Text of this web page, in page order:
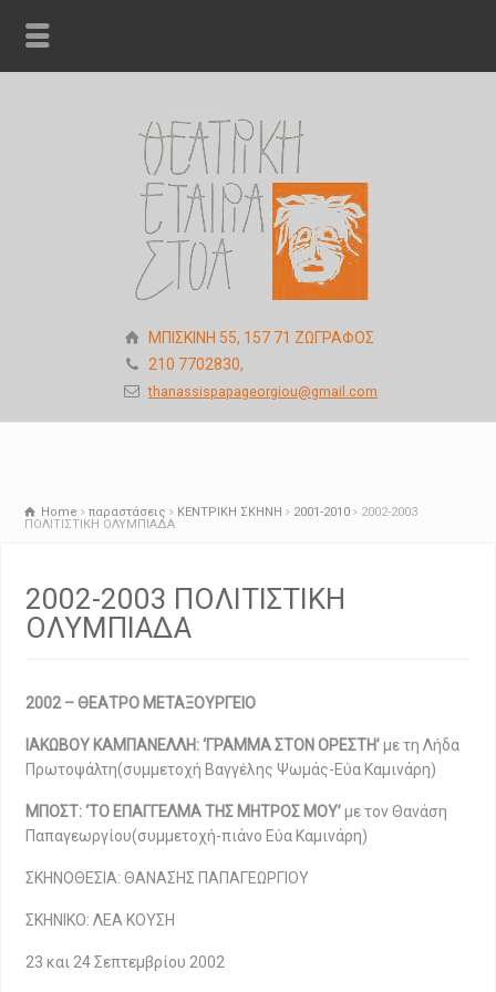
ΜΠΙΣΚΙΝΗ 55, 157 71 ΖΩΓΡΑΦΟΣ
210 7702830,
thanassispapageorgiou@gmail.com
Home παραστάσεις ΚΕΝΤΡΙΚΗ ΣΚΗΝΗ 2001-2010
2002-2003
ΠΟΛΙΤΙΣΤΙΚΗ ΟΛΥΜΠΙΑΔΑ
2002-2003 ΠΟΛΙΤΙΣΤΙΚΗ
ΟΛΥΜΠΙΑΔΑ
2002 – ΘΕΑΤΡΟ ΜΕΤΑΞΟΥΡΓΕΙΟ
ΙΑΚΩΒΟΥ ΚΑΜΠΑΝΕΛΛΗ: ‘ΓΡΑΜΜΑ ΣΤΟΝ ΟΡΕΣΤΗ’με τη Λήδα
Πρωτοψάλτη(συμμετοχή Βαγγέλης Ψωμάς-Εύα Καμινάρη)
ΜΠΟΣΤ: ‘ΤΟ ΕΠΑΓΓΕΛΜΑ ΤΗΣ ΜΗΤΡΟΣ ΜΟΥ’με τον Θανάση
Παπαγεωργίου(συμμετοχή-πιάνο Εύα Καμινάρη)
ΣΚΗΝΟΘΕΣΙΑ: ΘΑΝΑΣΗΣ ΠΑΠΑΓΕΩΡΓΙΟΥ
ΣΚΗΝΙΚΟ: ΛΕΑ ΚΟΥΣΗ
23 και 24 Σεπτεμβρίου 2002